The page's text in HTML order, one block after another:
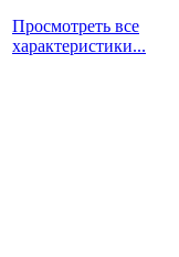
Просмотреть все
характеристики...